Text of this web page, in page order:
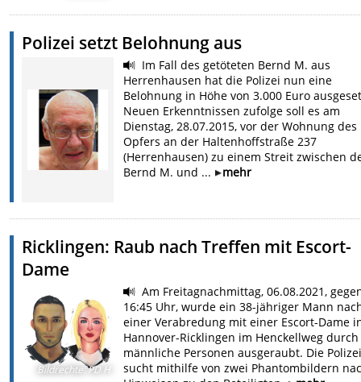
Polizei setzt Belohnung aus
Im Fall des getöteten Bernd M. aus
Herrenhausen hat die Polizei nun eine
Belohnung in Höhe von 3.000 Euro
Neuen Erkenntnissen zufolge soll es am
Dienstag, 28.07.2015, vor der Wohnung des
Opfers an der Haltenhoffstraße 237
(Herrenhausen) zu einem Streit zwischen
Bernd M. und ...
mehr
Ricklingen: Raub nach Treffen mit Escort-
Dame
Bildrechte:PD H
Am Freitagnachmittag, 06.08.2021,
16:45 Uhr, wurde ein 38-jähriger Mann
einer Verabredung mit einer Escort-Dame
Hannover-Ricklingen im Henckellweg
männliche Personen ausgeraubt. Die Polizei
sucht mithilfe von zwei Phantombildern